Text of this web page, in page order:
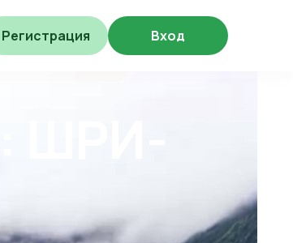
Регистрация Вход
ШРИ-